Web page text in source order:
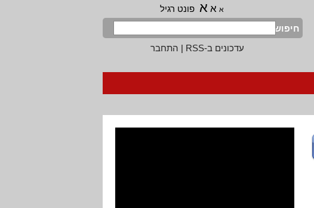
א א א פונט רגיל
חיפוש
עדכונים ב-RSS
| התחבר